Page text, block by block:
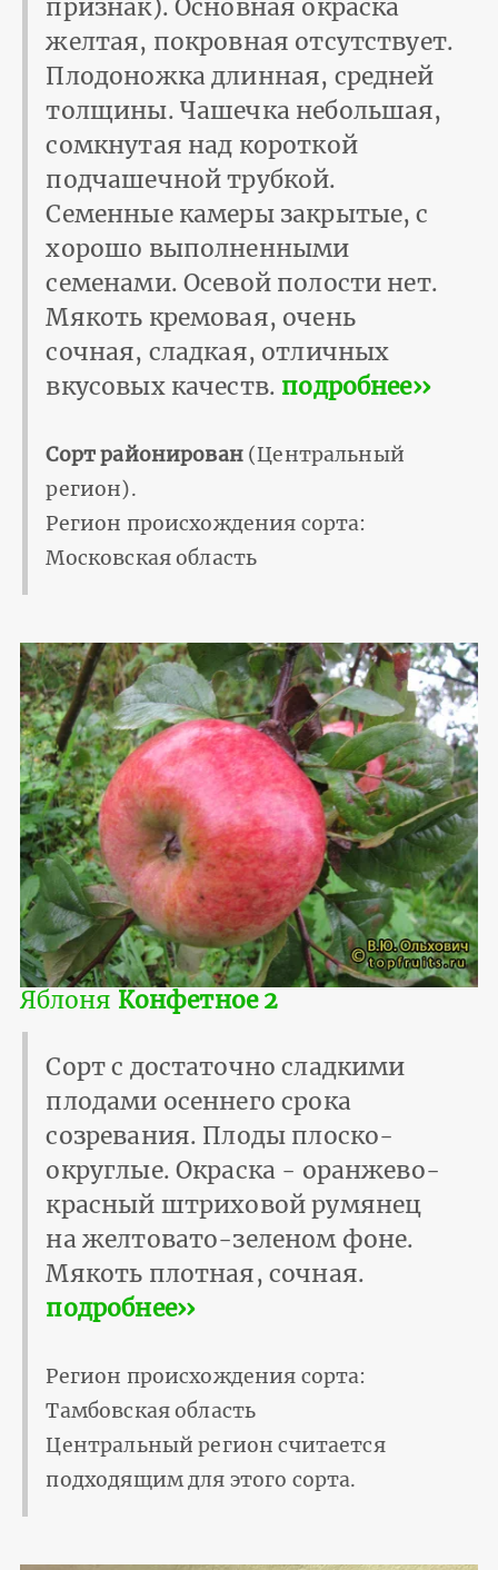
признак). Основная окраска
желтая, покровная отсутствует.
Плодоножка длинная, средней
толщины. Чашечка небольшая,
сомкнутая над короткой
подчашечной трубкой.
Семенные камеры закрытые, с
хорошо выполненными
семенами. Осевой полости нет.
Мякоть кремовая, очень
сочная, сладкая, отличных
вкусовых качеств. подробнее››
Сорт районирован(Центральный
регион).
Регион происхождения сорта:
Московская область
Яблоня Конфетное 2
Сорт с достаточно сладкими
плодами осеннего срока
созревания. Плоды плоско-
округлые. Окраска - оранжево-
красный штриховой румянец
на желтовато-зеленом фоне.
Мякоть плотная, сочная.
подробнее››
Регион происхождения сорта:
Тамбовская область
Центральный регион считается
подходящим для этого сорта.